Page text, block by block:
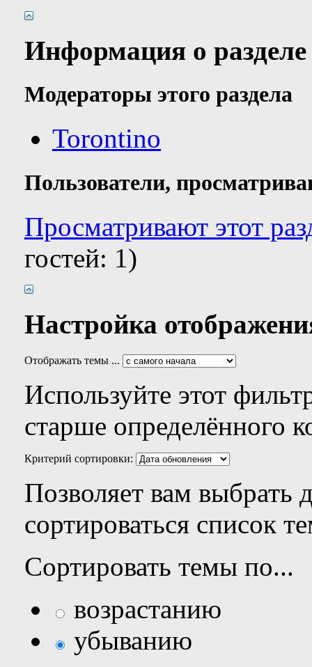
Информация о
Модераторы этого раздела
Torontino
Пользователи,
Просматривают этот
гостей: 1)
Настройка
Отображать темы ...
Используйте этот
старше определённого
Критерий сортировки:
Позволяет вам выбрать
сортироваться список
Сортировать темы по...
возрастанию
убыванию